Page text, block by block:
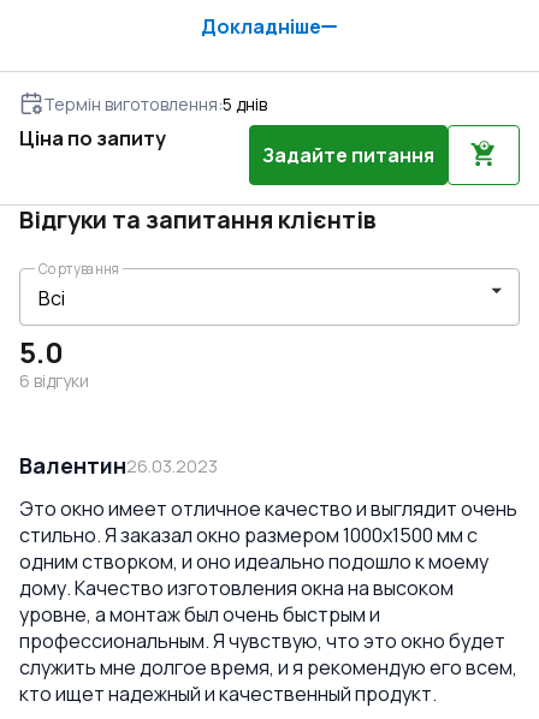
Докладніше
Термін виготовлення:5 днів
Ціна по запиту
Задайте питання
Відгуки та запитання клієнтів
5.0
6 відгуки
Сортування
Валентин26.03.2023
Это окно имеет отличное качество и выглядит очень
стильно. Я заказал окно размером 1000x1500 мм с
одним створком, и оно идеально подошло к моему
дому. Качество изготовления окна на высоком
уровне, а монтаж был очень быстрым и
профессиональным. Я чувствую, что это окно будет
служить мне долгое время, и я рекомендую его всем,
кто ищет надежный и качественный продукт.